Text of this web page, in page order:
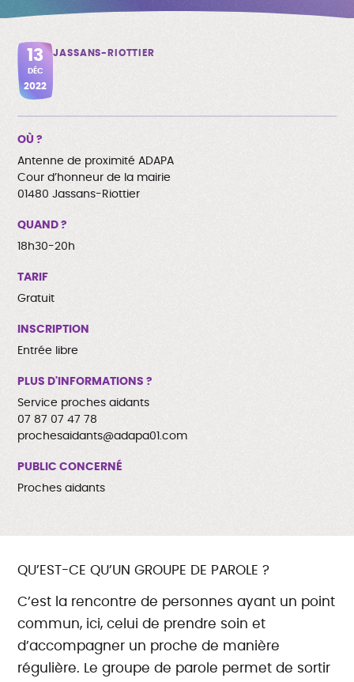
13
DÉC
2022
JASSANS-RIOTTIER
OÙ ?
Antenne de proximité ADAPA
Cour d’honneur de la mairie
01480 Jassans-Riottier
QUAND ?
18h30-20h
TARIF
Gratuit
INSCRIPTION
Entrée libre
PLUS D'INFORMATIONS ?
Service proches aidants
07 87 07 47 78
prochesaidants@adapa01.com
PUBLIC CONCERNÉ
Proches aidants
QU’EST-CE QU’UN GROUPE DE PAROLE ?
C’est la rencontre de personnes ayant un point
commun, ici, celui de prendre soin et
d’accompagner un proche de manière
régulière. Le groupe de parole permet de sortir